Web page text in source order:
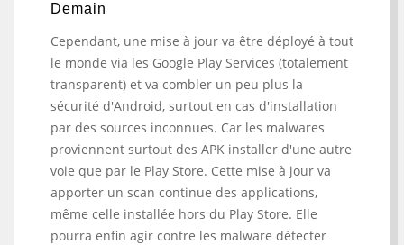
Demain
Cependant, une mise à jour va être déployé à tout
le monde via les Google Play Services (totalement
transparent) et va combler un peu plus la
sécurité d'Android, surtout en cas d'installation
par des sources inconnues. Car les malwares
proviennent surtout des APK installer d'une autre
voie que par le Play Store. Cette mise à jour va
apporter un scan continue des applications,
même celle installée hors du Play Store. Elle
pourra enfin agir contre les malware détecter